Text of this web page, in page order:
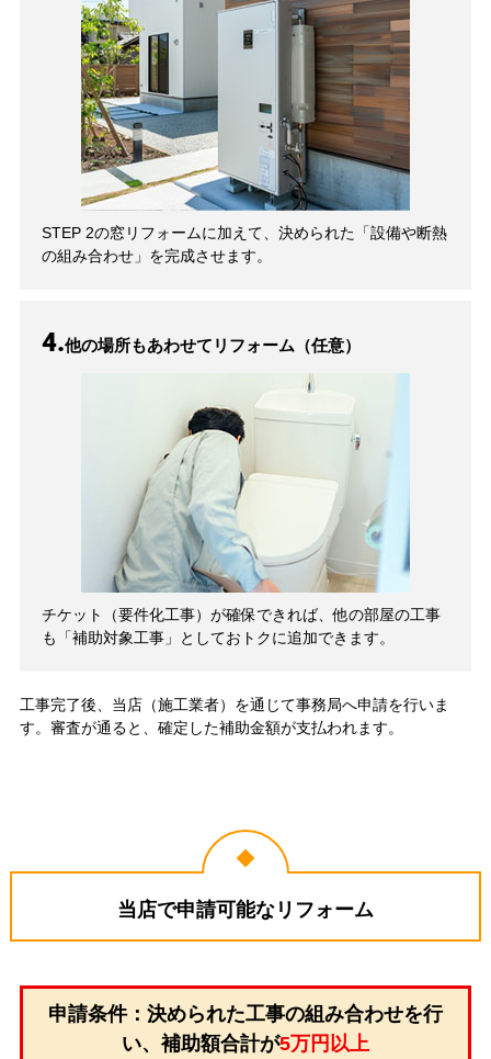
STEP 2の窓リフォームに加えて、決められた「設備や断熱
の組み合わせ」を完成させます。
4.他の場所もあわせてリフォーム（任意）
チケット（要件化工事）が確保できれば、他の部屋の工事
も「補助対象工事」としておトクに追加できます。
工事完了後、当店（施工業者）を通じて事務局へ申請を行いま
す。審査が通ると、確定した補助金額が支払われます。
当店で申請可能なリフォーム
申請条件：決められた工事の組み合わせを行
い、補助額合計が5万円以上